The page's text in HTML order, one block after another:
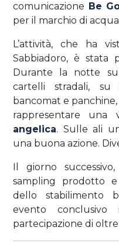
comunicazione Be
per il marchio di
L’attività, che ha
Sabbiadoro, è stata
Durante la notte
cartelli stradali, su
bancomat e panchine,
rappresentare una
angelica. Sulle ali
una buona azione.
Il giorno
sampling prodotto
dello stabilimento
evento
partecipazione di